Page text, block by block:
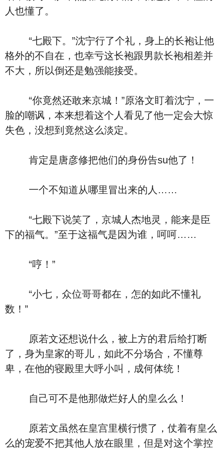
人也懂了。
“七殿下。”沈宁行了个礼，身上的长袍让他
格外的不自在，也幸亏这长袍跟男款长袍相差并
不大，所以倒还是勉强能接受。
“你竟然还敢来京城！”原洛文盯着沈宁，一
脸的嘲讽，本来想着这个人看见了他一定会大惊
失色，没想到竟然这么淡定。
肯定是唐彦修把他们的身份告su他了！
一个不知道从哪里冒出来的人……
“七殿下说笑了，京城人杰地灵，能来是臣
下的福气。”至于这福气是因为谁，呵呵……
“哼！”
“小七，众位哥哥都在，怎的如此不懂礼
数！”
原若文还想说什么，被上方的君后给打断
了，身为皇家的哥儿，如此不分场合，不懂尊
卑，在他的寝殿里大呼小叫，成何体统！
自己可不是他那做烂好人的皇么么！
原若文虽然在皇宫里横行惯了，仗着有皇么
么的宠爱不把其他人放在眼里，但是对这个掌控